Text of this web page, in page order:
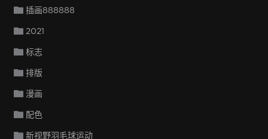
插画888888
2021
标志
排版
漫画
配色
新视野羽毛球运动